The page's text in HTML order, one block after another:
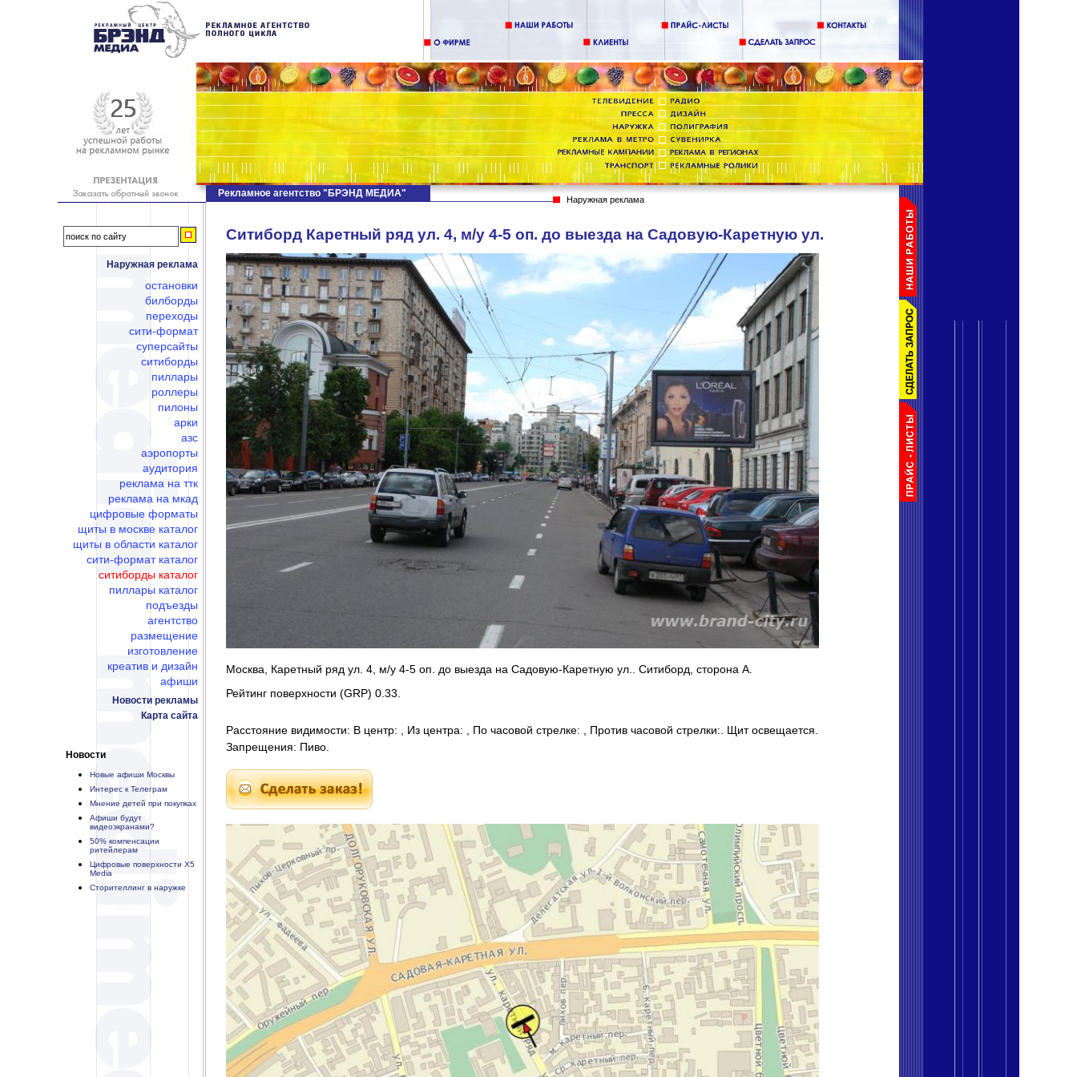
Наружная реклама
остановки
билборды
переходы
сити-формат
суперсайты
ситиборды
пиллары
роллеры
пилоны
арки
азс
аэропорты
аудитория
реклама на ттк
реклама на мкад
цифровые форматы
щиты в москве каталог
щиты в области каталог
сити-формат каталог
ситиборды каталог
пиллары каталог
подъезды
агентство
размещение
изготовление
креатив и дизайн
афиши
Новости рекламы
Карта сайта
Новости
Новые афиши Москвы
Интерес к Телеграм
Мнение детей при покупках
Афиши будут
видеоэкранами?
50% компенсации
ритейлерам
Цифровые поверхности X5
Media
Сторителлинг в наружке
Рекламное агентство "БРЭНД МЕДИА"
Наружная реклама
Ситиборд Каретный ряд ул. 4, м/у 4-5 оп. до выезда на Садовую-Каретную ул.
Москва, Каретный ряд ул. 4, м/у 4-5 оп. до выезда на Садовую-Каретную ул.. Ситиборд, сторона А.
Рейтинг поверхности (GRP) 0.33.
Расстояние видимости: В центр: , Из центра: , По часовой стрелке: , Против часовой стрелки:. Щит освещается.
Запрещения: Пиво.